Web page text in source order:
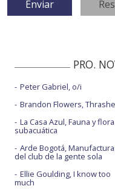
PRO.
Peter Gabriel, o/i
Brandon Flowers,
La Casa Azul, Fauna y flora
subacuática
Arde Bogotá,
del club de la gente sola
Ellie Goulding, I know too
much